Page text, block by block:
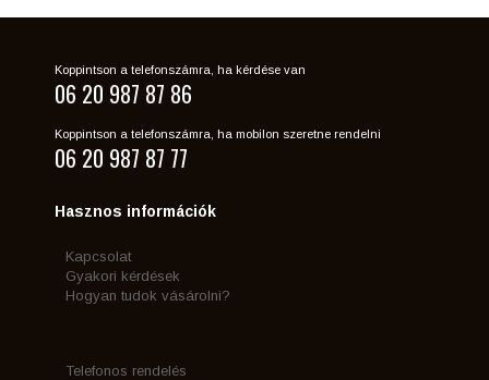
Koppintson a telefonszámra, ha kérdése van
06 20 987 87 86
Koppintson a telefonszámra, ha mobilon szeretne rendelni
06 20 987 87 77
Hasznos információk
Kapcsolat
Gyakori kérdések
Hogyan tudok vásárolni?
Telefonos rendelés